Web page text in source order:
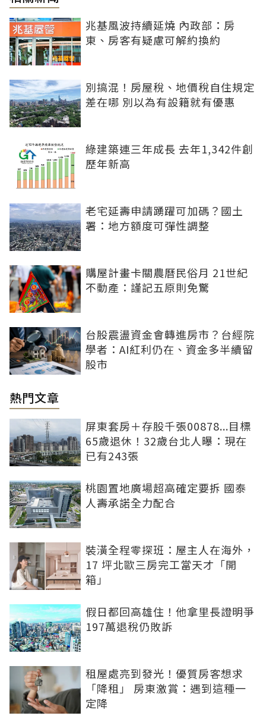
兆基風波持續延燒 內政部：房
東、房客有疑慮可解約換約
別搞混！房屋稅、地價稅自住規定
差在哪 別以為有設籍就有優惠
綠建築連三年成長 去年1,342件創
歷年新高
老宅延壽申請踴躍可加碼？國土
署：地方額度可彈性調整
購屋計畫卡關農曆民俗月 21世紀
不動產：謹記五原則免驚
台股震盪資金會轉進房市？台經院
學者：AI紅利仍在、資金多半續留
股市
熱門文章
屏東套房＋存股千張00878...目標
65歲退休！32歲台北人曝：現在
已有243張
桃園置地廣場超高確定要拆 國泰
人壽承諾全力配合
裝潢全程零探班：屋主人在海外，
17 坪北歐三房完工當天才「開
箱」
假日都回高雄住！他拿里長證明爭
197萬退稅仍敗訴
租屋處亮到發光！優質房客想求
「降租」 房東激賞：遇到這種一
定降